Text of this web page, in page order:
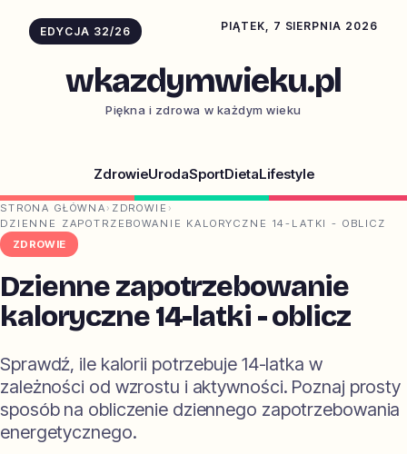
EDYCJA 32/26 PIĄTEK, 7 SIERPNIA 2026
wkazdymwieku.pl
Piękna i zdrowa w każdym wieku
ZdrowieUrodaSportDietaLifestyle
STRONA GŁÓWNA › ZDROWIE ›
DZIENNE ZAPOTRZEBOWANIE KALORYCZNE 14-LATKI - OBLICZ
ZDROWIE
Dzienne zapotrzebowanie
kaloryczne 14-latki - oblicz
Sprawdź, ile kalorii potrzebuje 14-latka w
zależności od wzrostu i aktywności. Poznaj prosty
sposób na obliczenie dziennego zapotrzebowania
energetycznego.